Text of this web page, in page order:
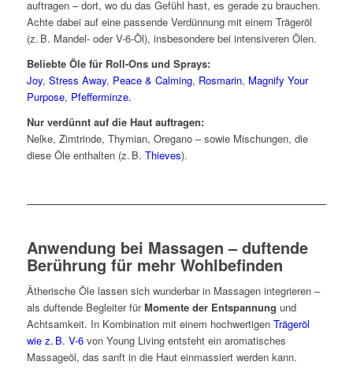
auftragen – dort, wo du das Gefühl hast, es gerade zu brauchen.
Achte dabei auf eine passende Verdünnung mit einem Trägeröl
(z. B. Mandel- oder V-6-Öl), insbesondere bei intensiveren Ölen.
Beliebte Öle für Roll-Ons und Sprays:
Joy, Stress Away, Peace & Calming, Rosmarin, Magnify Your
Purpose, Pfefferminze.
Nur verdünnt auf die Haut auftragen:
Nelke, Zimtrinde, Thymian, Oregano – sowie Mischungen, die
diese Öle enthalten (z. B. Thieves).
Anwendung bei Massagen – duftende
Berührung für mehr Wohlbefinden
Ätherische Öle lassen sich wunderbar in Massagen integrieren –
als duftende Begleiter fürMomente der Entspannung und
Achtsamkeit. In Kombination mit einem hochwertigen Trägeröl
wie z. B. V-6von Young Living entsteht ein aromatisches
Massageöl, das sanft in die Haut einmassiert werden kann.